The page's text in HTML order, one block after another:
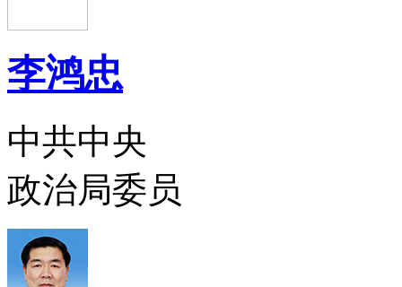
李鸿忠
中共中央
政治局委员